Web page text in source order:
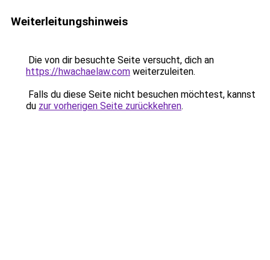
Weiterleitungshinweis
Die von dir besuchte Seite versucht, dich an
https://hwachaelaw.com weiterzuleiten.
Falls du diese Seite nicht besuchen möchtest, kannst
du zur vorherigen Seite zurückkehren.